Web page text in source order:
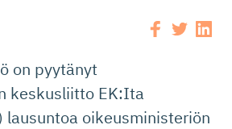
on pyytänyt
keskusliitto EK:Ita
lausuntoa oikeusministeriön